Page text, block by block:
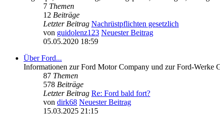
7 Themen
12 Beiträge
Letzter Beitrag Nachrüstpflichten gesetzlich
von guidolenz123 Neuester Beitrag
05.05.2020 18:59
Über Ford...
Informationen zur Ford Motor Company und zur Ford-Werke
87 Themen
578 Beiträge
Letzter Beitrag Re: Ford bald fort?
von dirk68 Neuester Beitrag
15.03.2025 21:15